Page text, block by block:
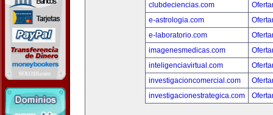
clubdeciencias.com
e-astrologia.com
e-laboratorio.com
imagenesmedicas.com
inteligenciavirtual.com
investigacioncomercial.com
investigacionestrategica.com